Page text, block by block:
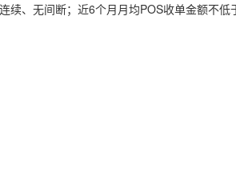
续、无间断；近6个月月均POS收单金额不低